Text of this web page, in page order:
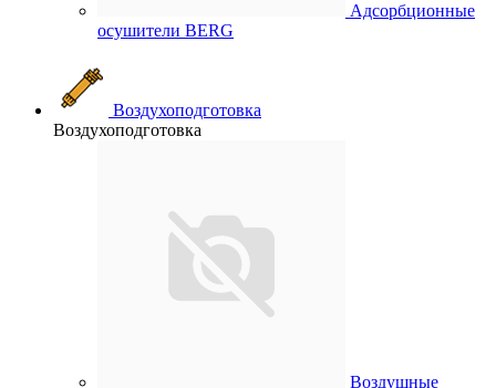
Адсорбционные
осушители BERG
Воздухоподготовка
Воздухоподготовка
Воздушные